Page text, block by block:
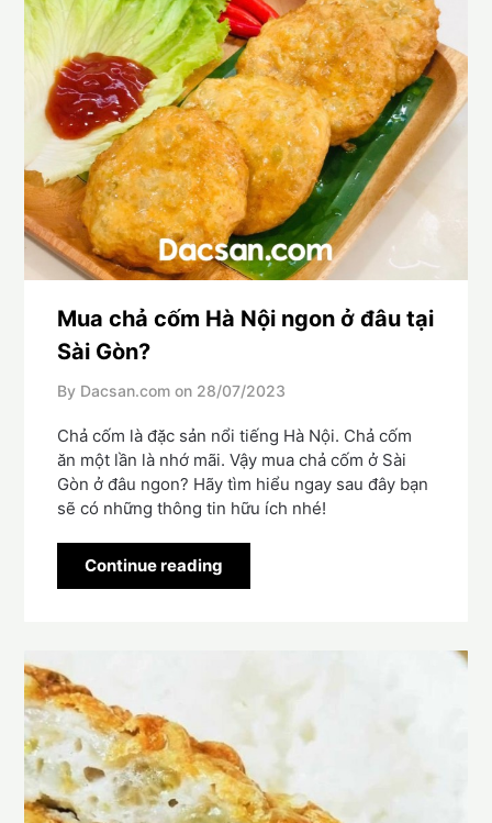
Mua chả cốm Hà Nội ngon ở đâu tại
Sài Gòn?
By Dacsan.com on 28/07/2023
Chả cốm là đặc sản nổi tiếng Hà Nội. Chả cốm
ăn một lần là nhớ mãi. Vậy mua chả cốm ở Sài
Gòn ở đâu ngon? Hãy tìm hiểu ngay sau đây bạn
sẽ có những thông tin hữu ích nhé!
Continue reading